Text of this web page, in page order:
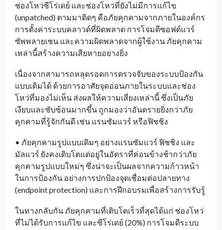
ช่องโหว่ซีโร่เดย์ และช่องโหว่ที่ยังไม่มีการแก้ไข
(unpatched) ตามมาติดๆ คือภัยคุกคามจากภายในองค์กร
การตั้งค่าระบบคลาวด์ที่ผิดพลาด การโจมตีซอฟต์แวร์
ซัพพลายเชน และความผิดพลาดจากผู้ใช้งาน ภัยคุกคาม
เหล่านี้สร้างความเสียหายอย่างยิ่ง
เนื่องจากสามารถหลุดรอดการตรวจจับของระบบป้องกัน
แบบเดิมได้ ด้วยการอาศัยจุดอ่อนภายในระบบและช่อง
โหว่ที่มองไม่เห็น ส่งผลให้ความเสี่ยงเหล่านี้ ซึ่งเป็นภัย
เงียบและซับซ้อนมากขึ้น ถูกมองว่าอันตรายยิ่งกว่าภัย
คุกคามที่รู้จักกันดี เช่น แรนซัมแวร์ หรือฟิชชิง
• ภัยคุกคามรูปแบบเดิมๆ อย่างแรนซัมแวร์ ฟิชชิง และ
มัลแวร์ ยังคงเติบโตแต่อยู่ในอัตราที่ค่อนข้างช้ากว่าภัย
คุกคามรูปแบบใหม่ๆ ซึ่งน่าจะเป็นผลจากความก้าวหน้า
ในการป้องกัน อย่างการปกป้องจุดเชื่อมต่อปลายทาง
(endpoint protection) และการฝึกอบรมเพื่อสร้างการรับรู้
ในทางกลับกัน ภัยคุกคามที่เติบโตเร็วที่สุดได้แก่ ช่องโหว่
ที่ไม่ได้รับการแก้ไข และซีโร่เดย์ (20%) การโจมตีระบบ